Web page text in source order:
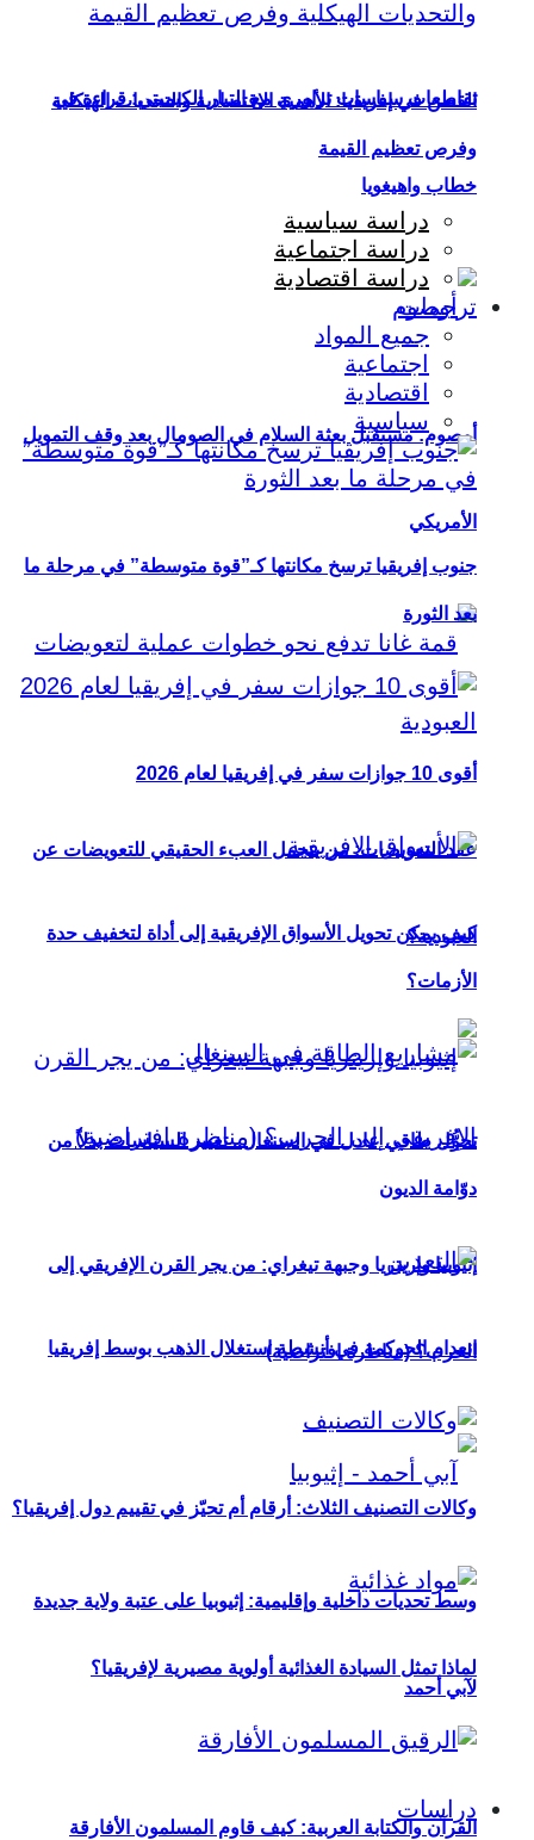
تقاطعات سياسات تراوري مع التيار الكيميتي: قراءة في
خطاب واهيغويا
أوصوم: مستقبل بعثة السلام في الصومال بعد وقف التمويل
الأمريكي
عقد التعويضات: من يتحمل العبء الحقيقي للتعويضات عن
العبودية؟
إثيوبيا وإريتريا وجبهة تيغراي: من يجر القرن الإفريقي إلى
الحرب؟ (مناظرة افتراضية)
وسط تحديات داخلية وإقليمية: إثيوبيا على عتبة ولاية جديدة
لآبي أحمد
دراسات
القطن في إفريقيا: الأهمية الاقتصادية والتحديات الهيكلية
وفرص تعظيم القيمة
دراسة سياسية
دراسة اجتماعية
دراسة اقتصادية
ترجمات
جميع المواد
اجتماعية
اقتصادية
سياسية
جنوب إفريقيا ترسخ مكانتها كـ”قوة متوسطة” في مرحلة ما
بعد الثورة
أقوى 10 جوازات سفر في إفريقيا لعام 2026
كيف يمكن تحويل الأسواق الإفريقية إلى أداة لتخفيف حدة
الأزمات؟
تحوُّل طاقي عادل في السنغال.. تغيير السياسات بدلاً من
دوّامة الديون
انعدام الحوكمة في أنشطة استغلال الذهب بوسط إفريقيا
وكالات التصنيف الثلاث: أرقام أم تحيّز في تقييم دول إفريقيا؟
لماذا تمثل السيادة الغذائية أولوية مصيرية لإفريقيا؟
القرآن والكتابة العربية: كيف قاوم المسلمون الأفارقة